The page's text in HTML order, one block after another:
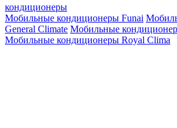
кондиционеры
Мобильные кондиционеры Funai
General Climate Мобильные
Мобильные кондиционеры Royal Clima